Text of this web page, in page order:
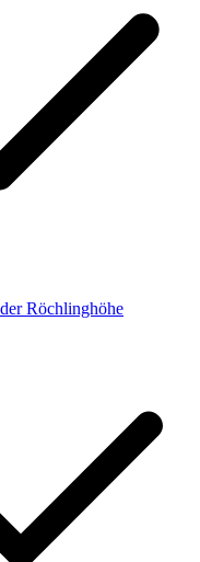
Röchlinghöhe